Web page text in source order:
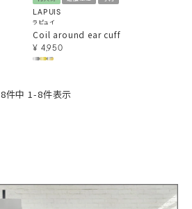
LAPUIS
ラピュイ
Coil around ear cuff
¥ 4,950
8件中 1-8件表示